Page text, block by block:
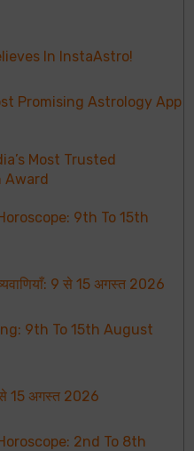
In InstaAstro!
Promising Astrology App
Most Trusted
Award
9th To 15th
9 से 15 अगस्त 2026
9th To 15th August
से 15 अगस्त 2026
2nd To 8th